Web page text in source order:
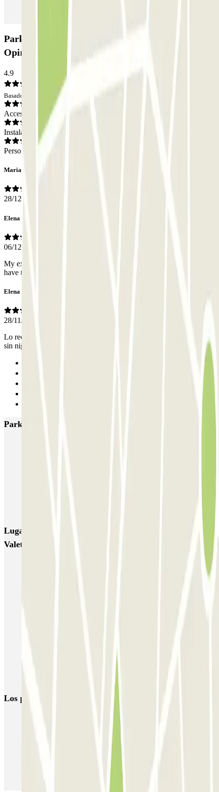
Parkingcar - Valet - Estación de Atocha-Renfe:
Opiniones
4.9
Basado en 8 opiniones
Acceso
Instalaciones
Personal
Maria Margarita
28/12/2021
Elena
06/12/2021
My experience has been excellent, it's the second time I use it, and I
have to highlight their punctuality!
Elena
28/11/2021
Lo recogieron en la misma estación y lo trasladaron al párking, todo
sin nigún problema y máxima puntualidad!
Parkings más valorados en Madrid
Lugares y eventos interesantes cerca de Parkingcar -
Valet - Estación de Atocha-Renfe
Parking Museo Reina Sofia de Madrid | 70% DESCUENTO |
Los parkings
Parking en Barcelona
Parking en Aeropuerto Barcelona
Parking en Aeropuerto Madrid Barajas
Parking en Sants - Estación de Barcelona